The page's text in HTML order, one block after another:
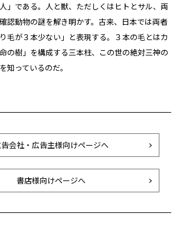
」である。人と獣、ただしくはヒトとサル、両
認動物の謎を解き明かす。古来、日本では両者
毛が３本少ない」と表現する。３本の毛とはカ
の樹」を構成する三本柱、この世の絶対三神の
知っているのだ。
会社・広告主様向けページへ
書店様向けページへ